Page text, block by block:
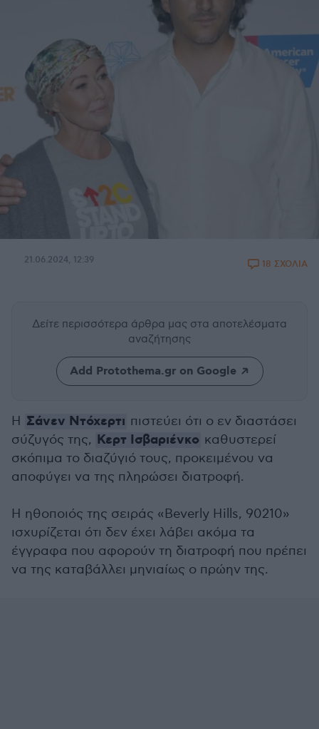
21.06.2024, 12:39 18 ΣΧΟΛΙΑ
Δείτε περισσότερα άρθρα μας στα αποτελέσματα
αναζήτησης
Add Protothema.gr on Google
Η Σάνεν Ντόχερτι πιστεύει ότι ο εν διαστάσει
σύζυγός της, Κερτ Ισβαριένκο καθυστερεί
σκόπιμα το διαζύγιό τους, προκειμένου να
αποφύγει να της πληρώσει διατροφή.
Η ηθοποιός της σειράς «Beverly Hills, 90210»
ισχυρίζεται ότι δεν έχει λάβει ακόμα τα
έγγραφα που αφορούν τη διατροφή που πρέπει
να της καταβάλλει μηνιαίως ο πρώην της.